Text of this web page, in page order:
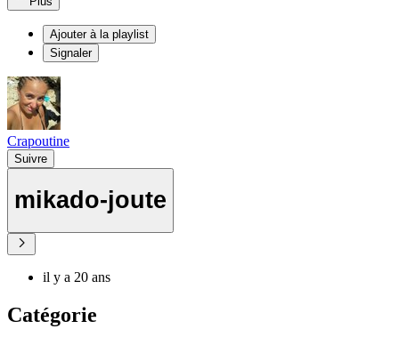
Ajouter à la playlist
Signaler
Crapoutine
Suivre
mikado-joute
il y a 20 ans
Catégorie